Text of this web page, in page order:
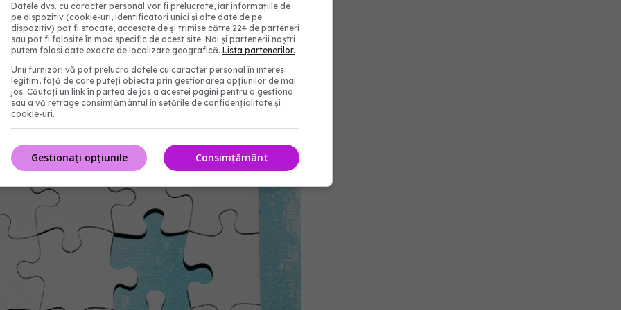
poate provoca insomnie, privând creierul de
loc în timpul somnului profund.
mutațiile genetice îngreunează tratamentul.
în lume în rândul nefumătorilor
Datele dvs. cu caracter personal vor fi prelucrate, iar informațiile de
pe dispozitiv (cookie-uri, identificatori unici și alte date de pe
dispozitiv) pot fi stocate, accesate de și trimise către 224 de parteneri
sau pot fi folosite în mod specific de acest site. Noi și partenerii noștri
putem folosi date exacte de localizare geografică. Lista partenerilor.
Unii furnizori vă pot prelucra datele cu caracter personal în interes
legitim, față de care puteți obiecta prin gestionarea opțiunilor de mai
jos. Căutați un link în partea de jos a acestei pagini pentru a gestiona
sau a vă retrage consimțământul în setările de confidențialitate și
cookie-uri.
Consimțământ
Gestionați opțiunile